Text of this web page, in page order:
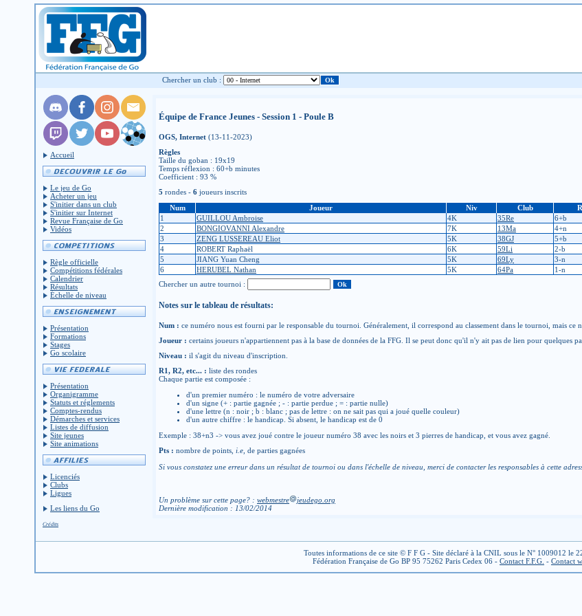
Chercher un club :
Accueil
Le jeu de Go
Acheter un jeu
S'initier dans un club
S'initier sur Internet
Revue Française de Go
Vidéos
Règle officielle
Compétitions fédérales
Calendrier
Résultats
Échelle de niveau
Présentation
Formations
Stages
Go scolaire
Présentation
Organigramme
Statuts et réglements
Comptes-rendus
Démarches et services
Listes de diffusion
Site jeunes
Site animations
Licenciés
Clubs
Ligues
Les liens du Go
Crédits
Équipe de France Jeunes - Session 1 - Poule B
OGS, Internet (13-11-2023)
Règles
Taille du goban : 19x19
Temps réflexion : 60+b minutes
Coefficient : 93 %
5 rondes - 6 joueurs inscrits
Num
Joueur Niv Club
1
GUILLOU Ambroise 4K 35Re 6+b
2
BONGIOVANNI Alexandre 7K 13Ma 4+n
3
ZENG LUSSEREAU Eliot 5K 38GJ 5+b
4
ROBERT Raphaël 6K 59Li 2-b
5
JIANG Yuan Cheng 5K 69Ly 3-n
6
HERUBEL Nathan 5K 64Pa 1-n
Chercher un autre tournoi :
Notes sur le tableau de résultats:
Num : ce numéro nous est fourni par le responsable du tournoi. Généralement, il correspond au classement dans le tournoi, mais ce
Joueur : certains joueurs n'appartiennent pas à la base de données de la FFG. Il se peut donc qu'il n'y ait pas de lien pour quelques
Niveau : il s'agit du niveau d'inscription.
R1, R2, etc... : liste des rondes
Chaque partie est composée :
d'un premier numéro : le numéro de votre adversaire
d'un signe (+ : partie gagnée ; - : partie perdue ; = : partie nulle)
d'une lettre (n : noir ; b : blanc ; pas de lettre : on ne sait pas qui a joué quelle couleur)
d'un autre chiffre : le handicap. Si absent, le handicap est de 0
Exemple : 38+n3 -> vous avez joué contre le joueur numéro 38 avec les noirs et 3 pierres de handicap, et vous avez gagné.
Pts : nombre de points, i.e , de parties gagnées
Si vous constatez une erreur dans un résultat de tournoi ou dans l'échelle de niveau, merci de contacter les responsables à cette
Un problème sur cette page? : webmestre
jeudego.org
Dernière modification : 13/02/2014
Toutes informations de ce site © F F G - Site déclaré à la CNIL sous le N° 1009012 le
Fédération Française de Go BP 95 75262 Paris Cedex 06 - Contact F.F.G. - Contact